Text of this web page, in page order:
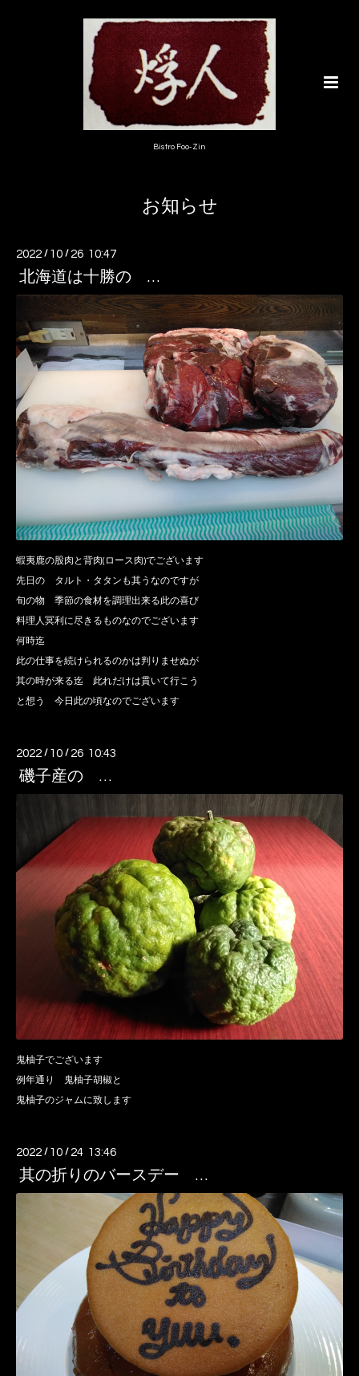
Bistro Foo-Zin
お知らせ
2022 / 10 / 26 10:47
北海道は十勝の …
蝦夷鹿の股肉と背肉(ロース肉)でございます
先日の タルト・タタンも其うなのですが
旬の物 季節の食材を調理出来る此の喜び
料理人冥利に尽きるものなのでございます
何時迄
此の仕事を続けられるのかは判りませぬが
其の時が来る迄 此れだけは貫いて行こう
と想う 今日此の頃なのでございます
2022 / 10 / 26 10:43
磯子産の …
鬼柚子でございます
例年通り 鬼柚子胡椒と
鬼柚子のジャムに致します
2022 / 10 / 24 13:46
其の折りのバースデー …